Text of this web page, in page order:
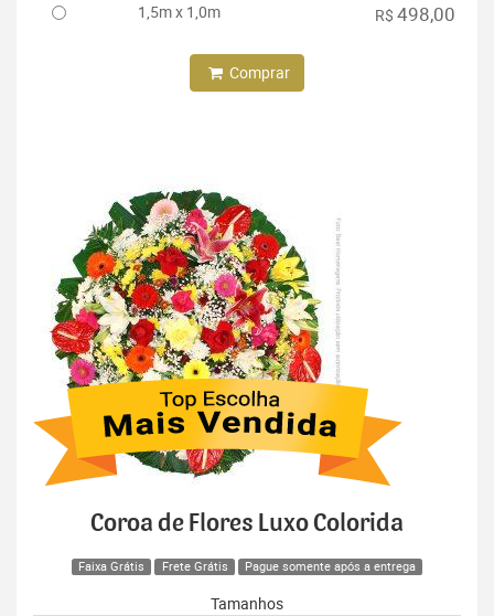
1,5m x 1,0m R$ 498,00
Comprar
Coroa de Flores Luxo Colorida
Faixa Grátis Frete Grátis Pague somente após a entrega
Tamanhos